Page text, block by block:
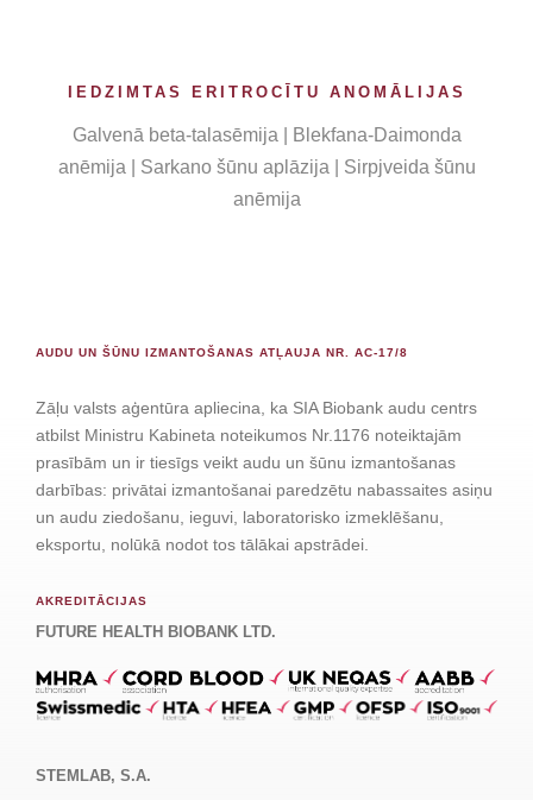
IEDZIMTAS ERITROCĪTU ANOMĀLIJAS
Galvenā beta-talasēmija | Blekfana-Daimonda
anēmija | Sarkano šūnu aplāzija | Sirpjveida šūnu
anēmija
AUDU UN ŠŪNU IZMANTOŠANAS ATĻAUJA NR. AC-17/8
Zāļu valsts aģentūra apliecina, ka SIA Biobank audu centrs
atbilst Ministru Kabineta noteikumos Nr.1176 noteiktajām
prasībām un ir tiesīgs veikt audu un šūnu izmantošanas
darbības: privātai izmantošanai paredzētu nabassaites asiņu
un audu ziedošanu, ieguvi, laboratorisko izmeklēšanu,
eksportu, nolūkā nodot tos tālākai apstrādei.
AKREDITĀCIJAS
FUTURE HEALTH BIOBANK LTD.
STEMLAB, S.A.